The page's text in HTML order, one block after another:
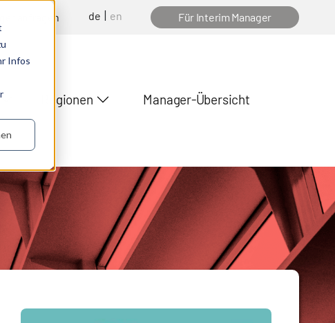
Infos
anfragen de en Für Interim Manager
Regionen Manager-Übersicht